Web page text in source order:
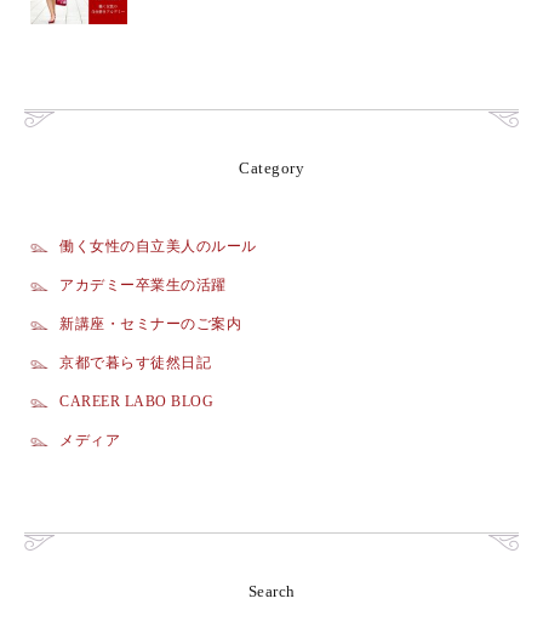
Category
働く女性の自立美人のルール
アカデミー卒業生の活躍
新講座・セミナーのご案内
京都で暮らす徒然日記
CAREER LABO BLOG
メディア
Search